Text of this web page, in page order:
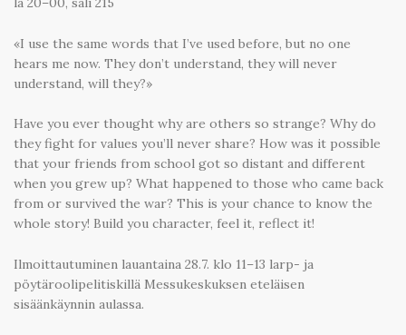
«I use the same words that I’ve used before, but no one
hears me now. They don’t understand, they will never
understand, will they?»
Have you ever thought why are others so strange? Why do
they fight for values you’ll never share? How was it possible
that your friends from school got so distant and different
when you grew up? What happened to those who came back
from or survived the war? This is your chance to know the
whole story! Build you character, feel it, reflect it!
Ilmoittautuminen lauantaina 28.7. klo 11–13 larp- ja
pöytäroolipelitiskillä Messukeskuksen eteläisen
sisäänkäynnin aulassa.